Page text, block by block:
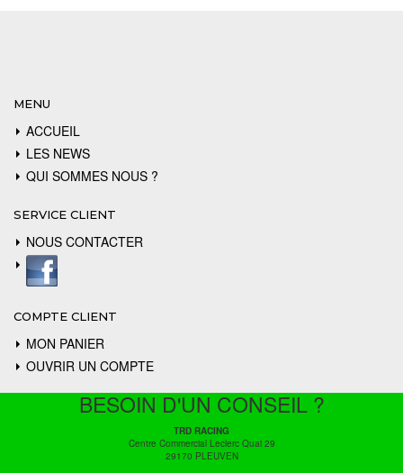
MENU
ACCUEIL
LES NEWS
QUI SOMMES NOUS ?
SERVICE CLIENT
NOUS CONTACTER
COMPTE CLIENT
MON PANIER
OUVRIR UN COMPTE
BESOIN D'UN CONSEIL ?
TRD RACING
Centre Commercial Leclerc Quai 29
29170 PLEUVEN